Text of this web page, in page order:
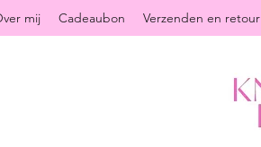
mij Cadeaubon Verzenden en retour